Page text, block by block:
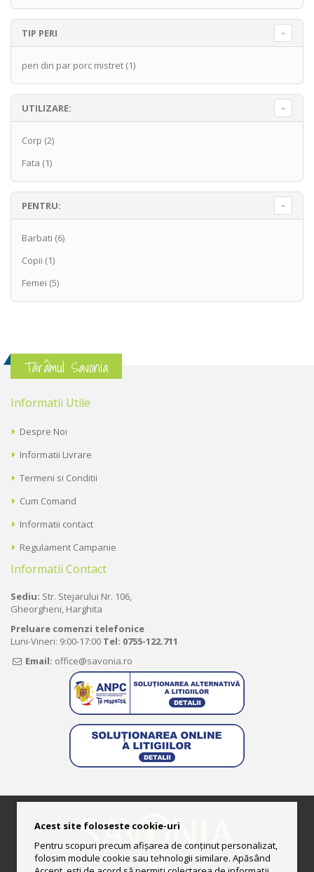
TIP PERI
peri din par porc mistret (1)
UTILIZARE:
Corp (2)
Fata (1)
PENTRU:
Barbati (6)
Copii (1)
Femei (5)
Tărâmul Savonia
Informatii Utile
Despre Noi
Informatii Livrare
Termeni si Conditii
Cum Comand
Informatii contact
Regulament Campanie
Informatii Contact
Sediu: Str. Stejarului Nr. 106,
Gheorgheni, Harghita
Preluare comenzi telefonice
Luni-Vineri: 9:00-17:00 Tel: 0755-122.711
Email: office@savonia.ro
Acest site foloseste cookie-uri
Pentru scopuri precum afișarea de conținut personalizat,
folosim module cookie sau tehnologii similare. Apăsând